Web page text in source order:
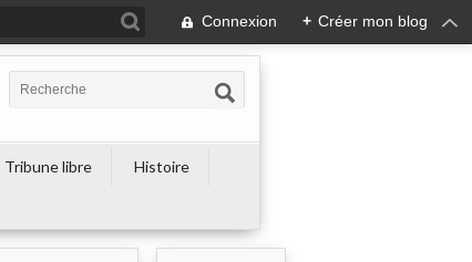
Connexion + Créer mon blog
Tribune libre
Histoire